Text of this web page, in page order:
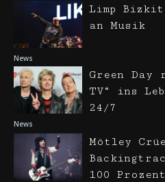
News
Limp Bizkit
an Musik
News
Green Day
TV“ ins
24/7
Mötley
100